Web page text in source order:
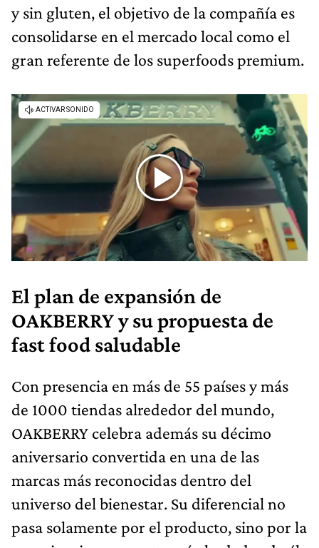
y sin gluten, el objetivo de la compañía es
consolidarse en el mercado local como el
gran referente de los superfoods premium.
El plan de expansión de
OAKBERRY y su propuesta de
fast food saludable
Con presencia en más de 55 países y más
de 1000 tiendas alrededor del mundo,
OAKBERRY celebra además su décimo
aniversario convertida en una de las
marcas más reconocidas dentro del
universo del bienestar. Su diferencial no
pasa solamente por el producto, sino por la